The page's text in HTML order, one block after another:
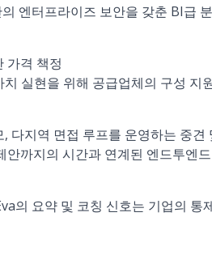
엔터프라이즈 보안을 갖춘 BI급
가격 책정
실현을 위해 공급업체의 구성 지
다지역 면접 루프를 운영하는 중견
까지의 시간과 연계된 엔드투엔
의 요약 및 코칭 신호는 기업의 통